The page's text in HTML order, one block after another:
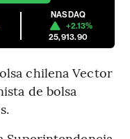
NASDAQ
+2.13%
25,913.90
chilena Vector
de bolsa